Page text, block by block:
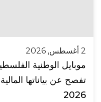
2 أغسطس, 2026
تفصح عن بياناتها
2026